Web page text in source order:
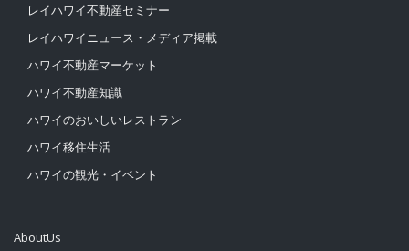
レイハワイ不動産セミナー
レイハワイニュース・メディア掲載
ハワイ不動産マーケット
ハワイ不動産知識
ハワイのおいしいレストラン
ハワイ移住生活
ハワイの観光・イベント
AboutUs